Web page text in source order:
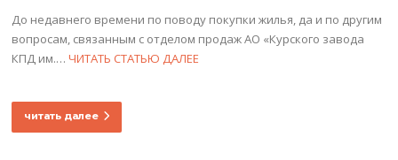
До недавнего времени по поводу покупки жилья, да и по другим
вопросам, связанным с отделом продаж АО «Курского завода
КПД им.…ЧИТАТЬ СТАТЬЮ ДАЛЕЕ
читать далее